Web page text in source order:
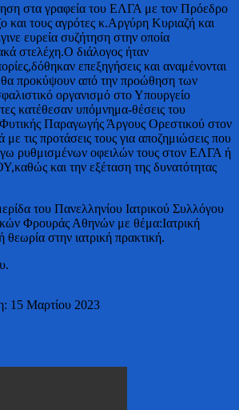
στα γραφεία του ΕΛΓΑ με τον Πρόεδρο
και τους αγρότες κ.Αργύρη Κυριαζή και
ευρεία συζήτηση στην οποία
στελέχη.Ο διάλογος ήταν
επεξηγήσεις και αναμένονται
προκύψουν από την προώθηση των
οργανισμό στο Υπουργείο
κατέθεσαν υπόμνημα-θέσεις του
Παραγωγής Άργους Ορεστικού στον
με τις προτάσεις τους για αποζημιώσεις που
ρυθμισμένων οφειλών τους στον ΕΛΓΑ ή
και την εξέταση της δυνατότητας
του Πανελληνίου Ιατρικού Συλλόγου
Φρουράς Αθηνών με θέμα:Ιατρική
θεωρία στην ιατρική πρακτική.
15 Μαρτίου 2023